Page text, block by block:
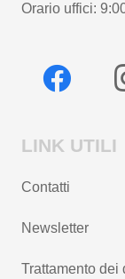
Orario uffici:
LINK UTILI
Contatti
Newsletter
Trattamento dei